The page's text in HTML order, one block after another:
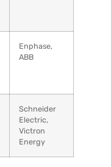
Enphase,
ABB
Schneider
Electric,
Victron
Energy